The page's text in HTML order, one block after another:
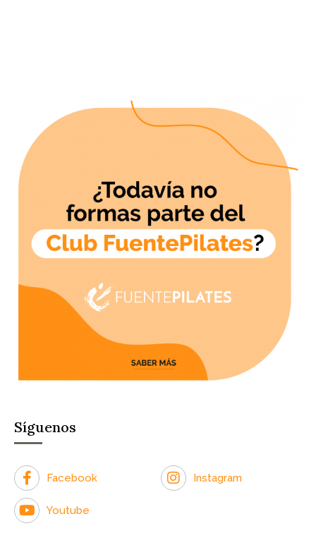
Síguenos
Facebook Instagram
Youtube